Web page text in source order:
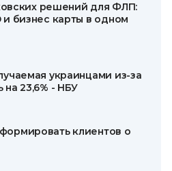
решений для ФЛП:
и бизнес карты в одном
украинцами из-за
на 23,6% - НБУ
клиентов о